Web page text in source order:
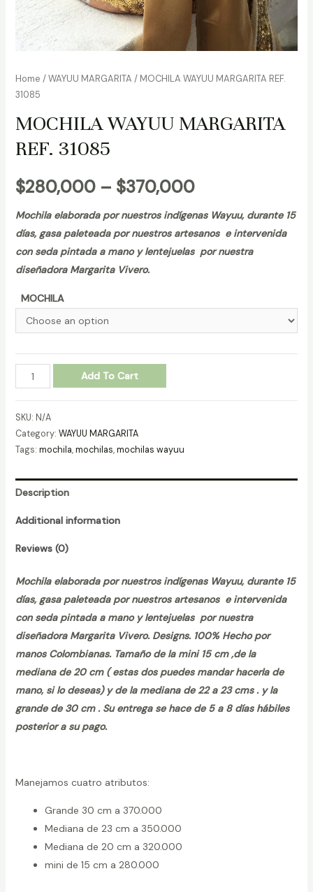
Home /WAYUU MARGARITA / MOCHILA WAYUU MARGARITA REF.
31085
MOCHILA WAYUU MARGARITA
REF. 31085
$280,000– $370,000
Mochila elaborada por nuestros indígenas Wayuu, durante 15
días, gasa paleteada por nuestros artesanos e intervenida
con seda pintada a mano y lentejuelas por nuestra
diseñadora Margarita Vivero.
MOCHILA
MOCHILA
WAYUU
REF.
31085
Add To Cart
SKU: N/A
Category: WAYUU MARGARITA
Tags: mochila,mochilas,mochilas wayuu
Description
Additional information
Reviews (0)
Mochila elaborada por nuestros indígenas Wayuu, durante 15
días, gasa paleteada por nuestros artesanos e intervenida
con seda pintada a mano y lentejuelas por nuestra
diseñadora Margarita Vivero. Designs. 100% Hecho por
manos Colombianas. Tamaño de la mini 15 cm ,de la
mediana de 20 cm ( estas dos puedes mandar hacerla de
mano, si lo deseas) y de la mediana de 22 a 23 cms . y la
grande de 30 cm . Su entrega se hace de 5 a 8 días hábiles
posterior a su pago.
Manejamos cuatro atributos:
Grande 30 cm a 370.000
Mediana de 23 cm a 350.000
Mediana de 20 cm a 320.000
mini de 15 cm a 280.000